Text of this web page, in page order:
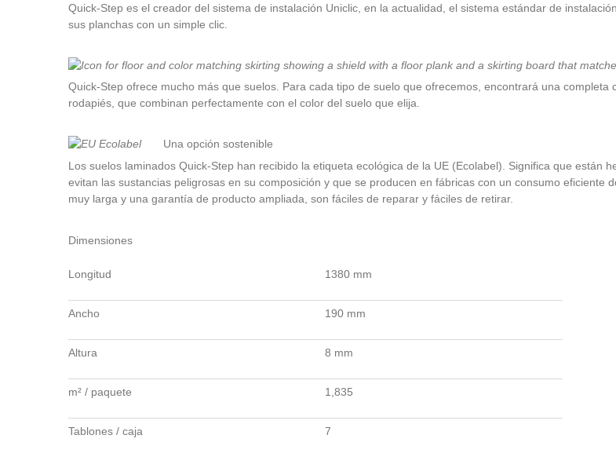
Quick-Step es el creador del sistema de instalación Uniclic, en la actualidad, el sistema estándar de
sus planchas con un simple clic.
Quick-Step ofrece mucho más que suelos. Para cada tipo de suelo que ofrecemos, encontrará una
rodapiés, que combinan perfectamente con el color del suelo que elija.
Una opción sostenible
Los suelos laminados Quick-Step han recibido la etiqueta ecológica de la UE (Ecolabel). Significa que están
evitan las sustancias peligrosas en su composición y que se producen en fábricas con un consumo eficiente
muy larga y una garantía de producto ampliada, son fáciles de reparar y fáciles de retirar.
Dimensiones
Longitud 1380 mm
Ancho 190 mm
Altura 8 mm
m² / paquete 1,835
Tablones / caja 7